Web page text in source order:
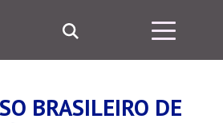
BRASILEIRO DE